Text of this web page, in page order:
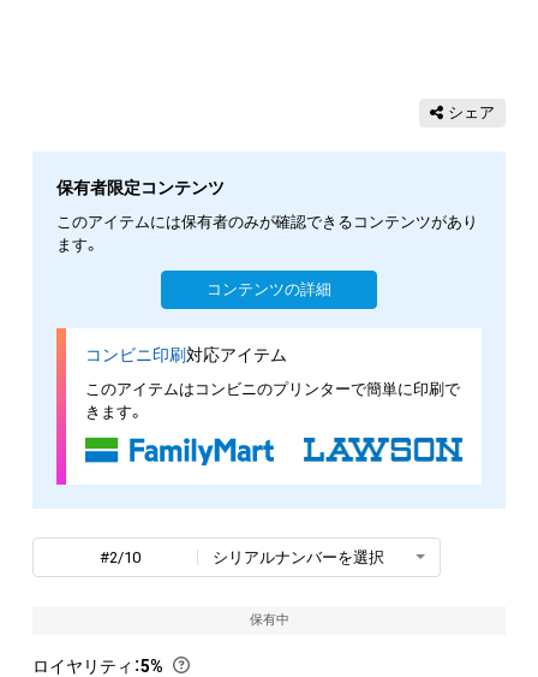
シェア
保有者限定コンテンツ
このアイテムには保有者のみが確認できるコンテンツがあり
ます。
コンテンツの詳細
コンビニ印刷対応アイテム
このアイテムはコンビニのプリンターで簡単に印刷で
きます。
#2/10 シリアルナンバーを選択
保有中
ロイヤリティ ：5%